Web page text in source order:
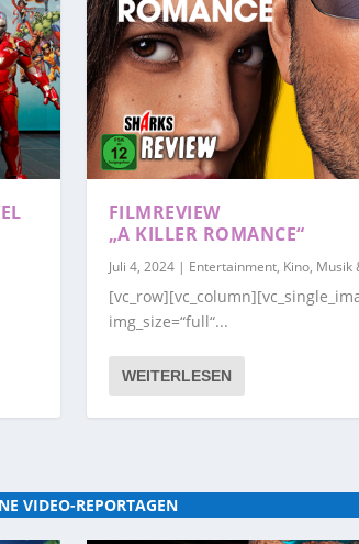
FILMREVIEW
„A KILLER ROMANCE“
Juli 4, 2024| Entertainment, Kino, Musik
img_size=“full“...
WEITERLESEN
VIDEO-REPORTAGEN